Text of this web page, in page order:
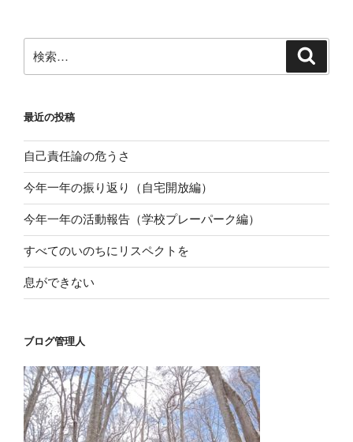
ー
シ
索:
最近の投稿
自己責任論の危うさ
今年一年の振り返り（自宅開放編）
今年一年の活動報告（学校プレーパーク編）
すべてのいのちにリスペクトを
息ができない
ブログ管理人